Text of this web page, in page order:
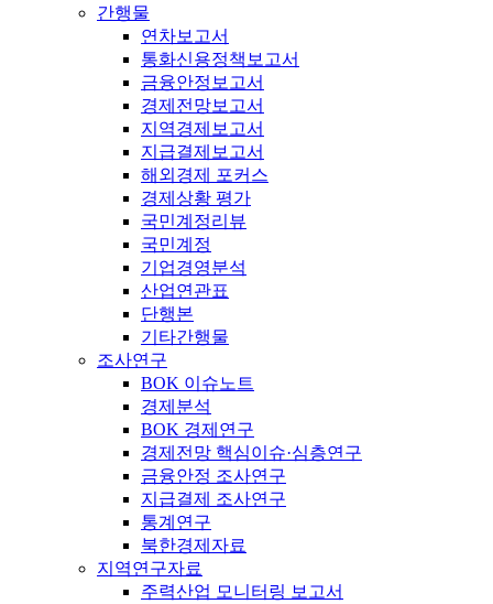
간행물
연차보고서
통화신용정책보고서
금융안정보고서
경제전망보고서
지역경제보고서
지급결제보고서
해외경제 포커스
경제상황 평가
국민계정리뷰
국민계정
기업경영분석
산업연관표
단행본
기타간행물
조사연구
BOK 이슈노트
경제분석
BOK 경제연구
경제전망 핵심이슈·심층연구
금융안정 조사연구
지급결제 조사연구
통계연구
북한경제자료
지역연구자료
주력산업 모니터링 보고서